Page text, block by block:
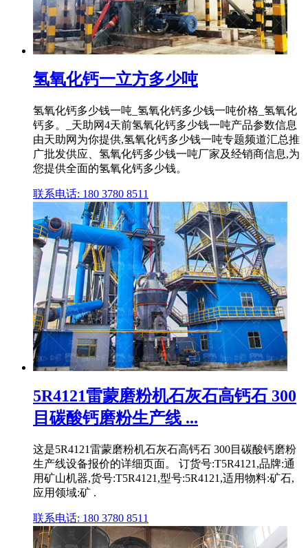
氢氧化钙一立方多少吨
氢氧化钙多少钱一吨_氢氧化钙多少钱一吨价格_氢氧化
钙多。_天助网4天前氢氧化钙多少钱一吨产品参数信息
由天助网为你提供,氢氧化钙多少钱一吨专题频道汇总推
广批发供应、氢氧化钙多少钱一吨厂家及经销商信息,为
您提供全面的氢氧化钙多少钱。
联系电话: 180 3780 8511
5R4121雷蒙磨粉机石灰石高钙石 300
目碳酸钙磨粉生产线 ...
这是5R4121雷蒙磨粉机石灰石高钙石 300目碳酸钙磨粉
生产线设备报价的详细页面。 订货号:T5R4121,品牌:通
用矿山机器,货号:T5R4121,型号:5R4121,适用物料:矿石,
应用领域:矿 .
联系电话: 180 3780 8511